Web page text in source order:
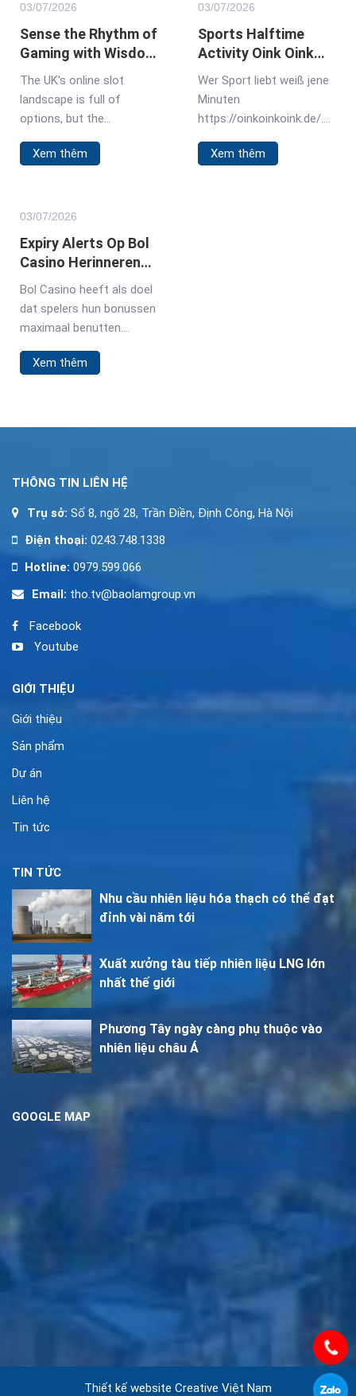
03/07/2026
Sense the Rhythm of
Gaming with Wisdom
of Athena Slot in UK
The UK's online slot
landscape is full of
options, but the
creates its own space.
you into a world of
your choices feel
connected
Xem thêm
03/07/2026
Sports Halftime
Activity Oink Oink
Oink Slot During
Breaks in Germany
Wer Sport liebt weiß jene
Minuten
https://oinkoinkoink.de/.
herunter, und man ist auf
Xem thêm
03/07/2026
Expiry Alerts Op Bol
Casino Herinneren
Inwoners van
Nederland Aan
Bonusdeadlines
Bol Casino heeft als doel
dat spelers hun bonussen
maximaal benutten.
systeem met expiry
Xem thêm
THÔNG TIN LIÊN HỆ
Trụ sở: Số 8, ngõ 28, Trần Điền, Định Công, Hà Nội
Điện thoại: 0243.748.1338
Hotline: 0979.599.066
Email: tho.tv@baolamgroup.vn
Facebook
Youtube
GIỚI THIỆU
Giới thiệu
Sản phẩm
Dự án
Liên hệ
Tin tức
TIN TỨC
Nhu cầu nhiên liệu hóa thạch có thể đạt
đỉnh vài năm tới
Xuất xưởng tàu tiếp nhiên liệu LNG lớn
nhất thế giới
Phương Tây ngày càng phụ thuộc vào
nhiên liệu châu Á
GOOGLE MAP
Thiết kế website Creative Việt Nam